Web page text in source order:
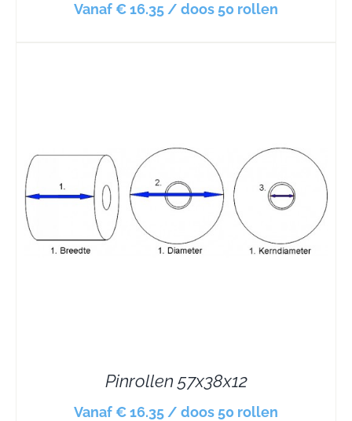
Vanaf € 16.35 / doos 50 rollen
Pinrollen 57x38x12
Vanaf € 16.35 / doos 50 rollen